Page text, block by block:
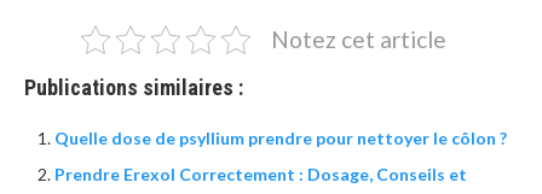
Notez cet article
Publications similaires :
Quelle dose de psyllium prendre pour nettoyer le côlon ?
Prendre Erexol Correctement : Dosage, Conseils et